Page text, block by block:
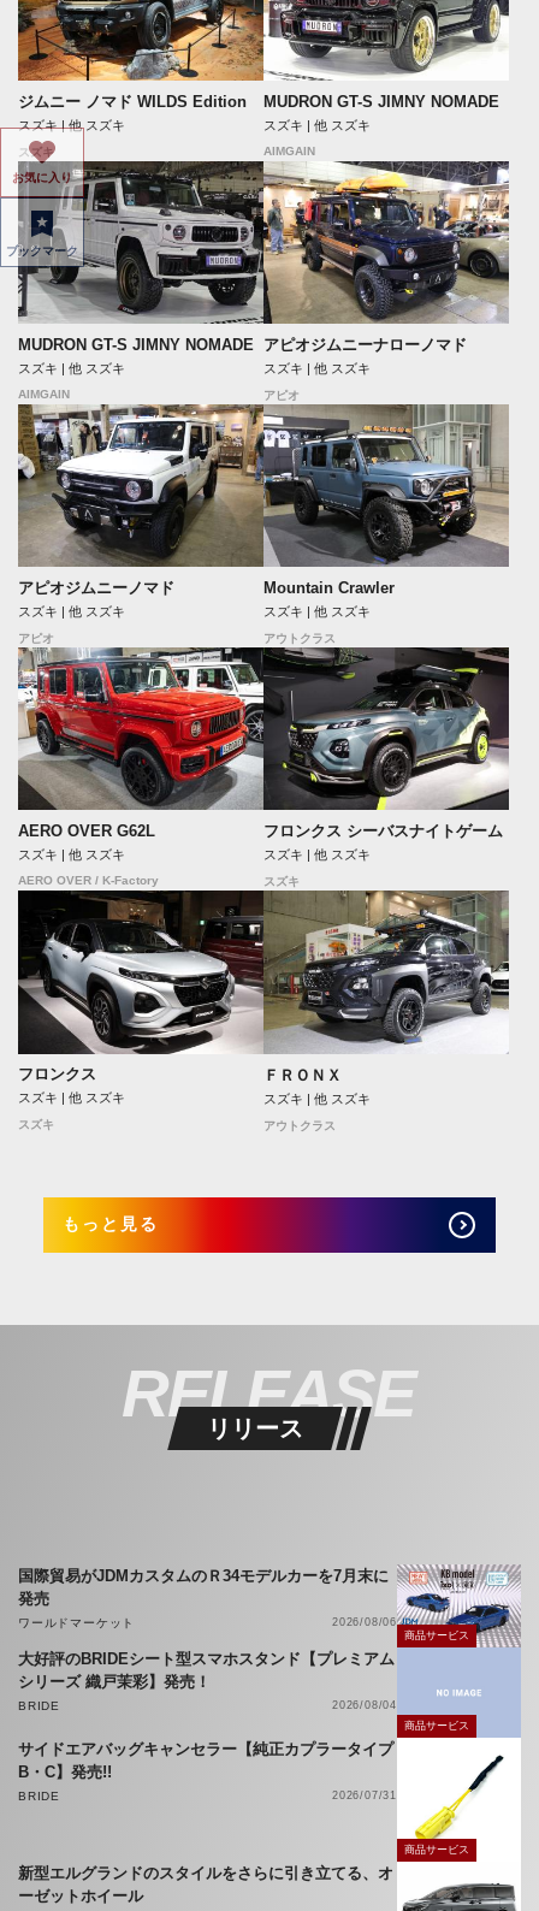
ジムニー ノマド WILDS Edition
スズキ | 他 スズキ
スズキ
MUDRON GT-S JIMNY NOMADE
スズキ | 他 スズキ
AIMGAIN
MUDRON GT-S JIMNY NOMADE
スズキ | 他 スズキ
AIMGAIN
アピオジムニーナローノマド
スズキ | 他 スズキ
アピオ
アピオジムニーノマド
スズキ | 他 スズキ
アピオ
Mountain Crawler
スズキ | 他 スズキ
アウトクラス
AERO OVER G62L
スズキ | 他 スズキ
AERO OVER / K-Factory
フロンクス シーバスナイトゲーム
スズキ | 他 スズキ
スズキ
フロンクス
スズキ | 他 スズキ
スズキ
ＦＲＯＮＸ
スズキ | 他 スズキ
アウトクラス
もっと見る
RELEASE
リリース
国際貿易がJDMカスタムのＲ34モデルカーを7月末に
発売
ワールドマーケット
2026/08/06
商品サービス
大好評のBRIDEシート型スマホスタンド【プレミアム
シリーズ 織戸茉彩】発売！
BRIDE
2026/08/04
商品サービス
サイドエアバッグキャンセラー【純正カプラータイプ
B・C】発売!!
BRIDE 2026/07/31
商品サービス
新型エルグランドのスタイルをさらに引き立てる、オ
ーゼットホイール
お気に入り
ブックマーク